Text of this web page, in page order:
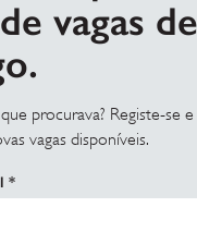
vagas de
procurava? Registe-se
vagas disponíveis.